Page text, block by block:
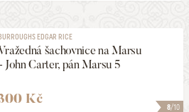
8/10
EDGAR RICE
šachovnice na Marsu
John Carter, pán Marsu 5
Kč